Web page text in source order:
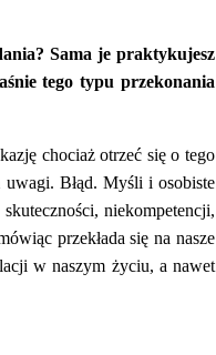
Sama je praktykujesz
tego typu przekonania
chociaż otrzeć się o tego
uwagi. Błąd. Myśli i osobiste
niekompetencji,
przekłada się na nasze
w naszym życiu, a nawet